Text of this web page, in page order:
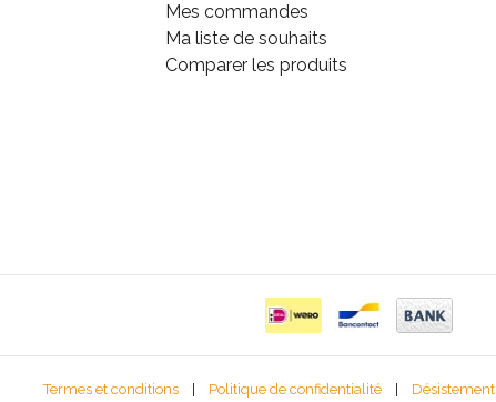
Mes commandes
Ma liste de souhaits
Comparer les produits
Termes et conditions Politique de confidentialité Désistement